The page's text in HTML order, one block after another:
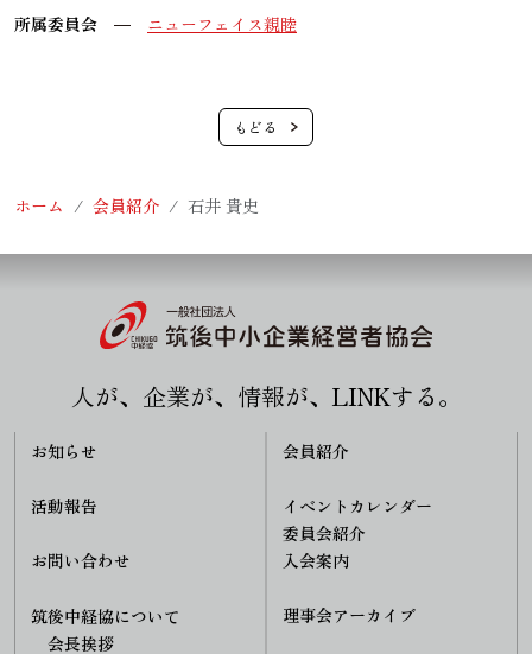
所属委員会 ニューフェイス親睦
ホーム 会員紹介 石井 貴史
人が、企業が、情報が、LINKする。
お知らせ
活動報告
お問い合わせ
筑後中経協について
会長挨拶
会員紹介
イベントカレンダー
委員会紹介
入会案内
理事会アーカイブ